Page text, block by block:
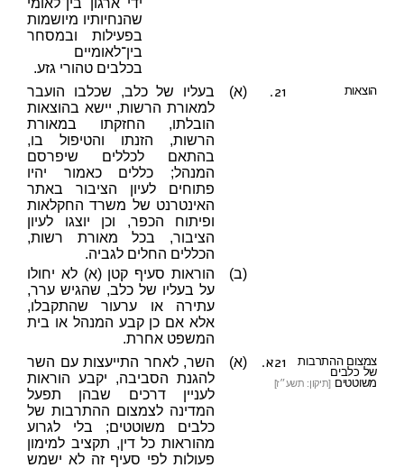
ידי ארגון בין־לאומי
שהנחיותיו מיושמות
בפעילות ובמסחר
בין־לאומיים
בכלבים טהורי גזע.
21. הוצאות (א)
בעליו של כלב, שכלבו הועבר
למאורת הרשות, יישא בהוצאות
הובלתו, החזקתו במאורת
הרשות, הזנתו והטיפול בו,
בהתאם לכללים שיפרסם
המנהל; כללים כאמור יהיו
פתוחים לעיון הציבור באתר
האינטרנט של משרד החקלאות
ופיתוח הכפר, וכן יוצגו לעיון
הציבור, בכל מאורת רשות,
הכללים החלים לגביה.
(ב)
הוראות סעיף קטן (א) לא יחולו
על בעליו של כלב, שהגיש ערר,
עתירה או ערעור שהתקבלו,
אלא אם כן קבע המנהל או בית
המשפט אחרת.
21א.
צמצום ההתרבות
של כלבים
משוטטים [תיקון: תשע״ז]
(א)
השר, לאחר התייעצות עם השר
להגנת הסביבה, יקבע הוראות
לעניין דרכים שבהן תפעל
המדינה לצמצום ההתרבות של
כלבים משוטטים; בלי לגרוע
מהוראות כל דין, תקציב למימון
פעולות לפי סעיף זה לא ישמש